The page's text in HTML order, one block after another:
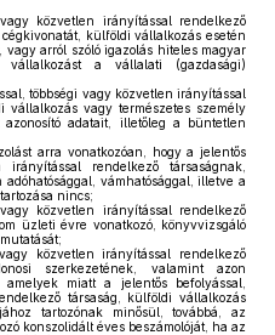
közvetlen irányítással rendelkező
külföldi vállalkozás esetén
arról szóló igazolás hiteles magyar
a vállalati (gazdasági)
többségi vagy közvetlen irányítással
vállalkozás vagy természetes személy
adatait, illetőleg a büntetlen
arra vonatkozóan, hogy a jelentős
rendelkező társaságnak,
vámhatósággal, illetve a
nincs;
közvetlen irányítással rendelkező
üzleti évre vonatkozó, könyvvizsgáló
közvetlen irányítással rendelkező
szerkezetének, valamint azon
miatt a jelentős befolyással,
társaság, külföldi vállalkozás
tartozónak minősül, továbbá, az
konszolidált éves beszámolóját, ha az